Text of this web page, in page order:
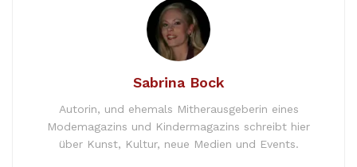
Sabrina Bock
Autorin, und ehemals Mitherausgeberin eines
Modemagazins und Kindermagazins schreibt hier
über Kunst, Kultur, neue Medien und Events.